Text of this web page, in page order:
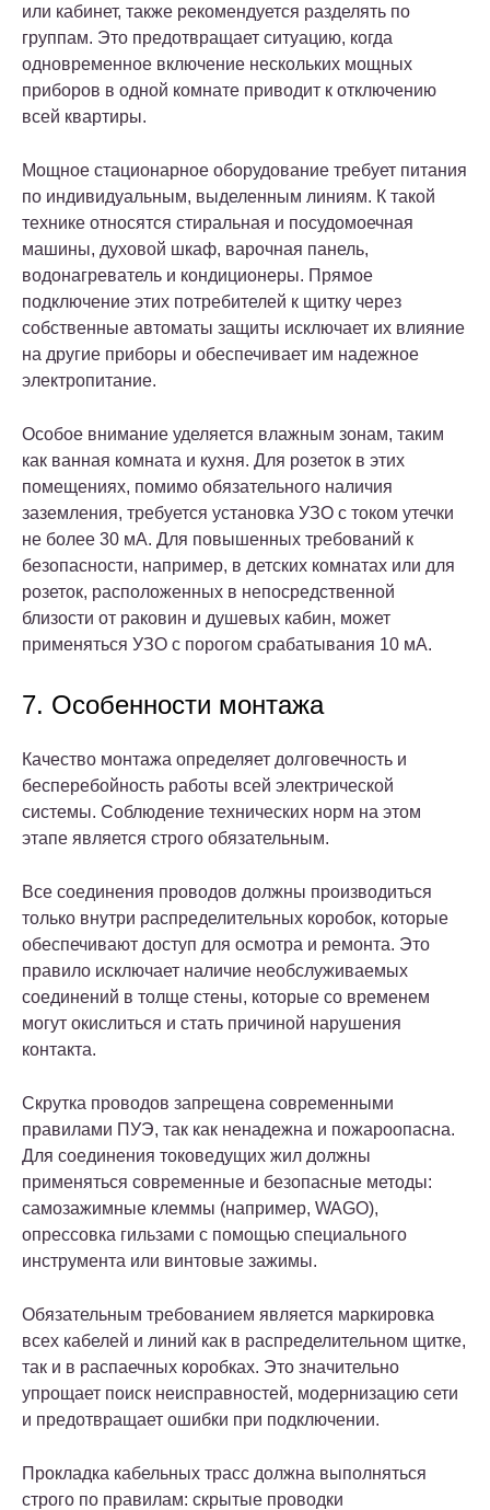
или кабинет, также рекомендуется разделять по
группам. Это предотвращает ситуацию, когда
одновременное включение нескольких мощных
приборов в одной комнате приводит к отключению
всей квартиры.
Мощное стационарное оборудование требует питания
по индивидуальным, выделенным линиям. К такой
технике относятся стиральная и посудомоечная
машины, духовой шкаф, варочная панель,
водонагреватель и кондиционеры. Прямое
подключение этих потребителей к щитку через
собственные автоматы защиты исключает их влияние
на другие приборы и обеспечивает им надежное
электропитание.
Особое внимание уделяется влажным зонам, таким
как ванная комната и кухня. Для розеток в этих
помещениях, помимо обязательного наличия
заземления, требуется установка УЗО с током утечки
не более 30 мА. Для повышенных требований к
безопасности, например, в детских комнатах или для
розеток, расположенных в непосредственной
близости от раковин и душевых кабин, может
применяться УЗО с порогом срабатывания 10 мА.
7. Особенности монтажа
Качество монтажа определяет долговечность и
бесперебойность работы всей электрической
системы. Соблюдение технических норм на этом
этапе является строго обязательным.
Все соединения проводов должны производиться
только внутри распределительных коробок, которые
обеспечивают доступ для осмотра и ремонта. Это
правило исключает наличие необслуживаемых
соединений в толще стены, которые со временем
могут окислиться и стать причиной нарушения
контакта.
Скрутка проводов запрещена современными
правилами ПУЭ, так как ненадежна и пожароопасна.
Для соединения токоведущих жил должны
применяться современные и безопасные методы:
самозажимные клеммы (например, WAGO),
опрессовка гильзами с помощью специального
инструмента или винтовые зажимы.
Обязательным требованием является маркировка
всех кабелей и линий как в распределительном щитке,
так и в распаечных коробках. Это значительно
упрощает поиск неисправностей, модернизацию сети
и предотвращает ошибки при подключении.
Прокладка кабельных трасс должна выполняться
строго по правилам: скрытые проводки